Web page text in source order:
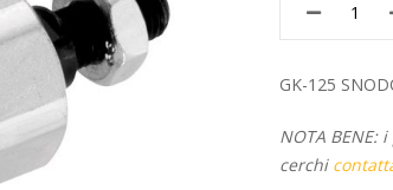
GK-125
NOTA
cerchi